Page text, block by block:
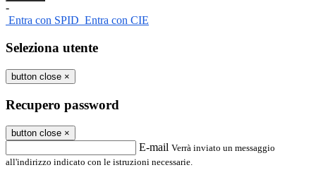
-
Entra con SPID Entra con CIE
Seleziona utente
button close ×
Recupero password
button close ×
E-mail Verrà inviato un messaggio
all'indirizzo indicato con le istruzioni necessarie.